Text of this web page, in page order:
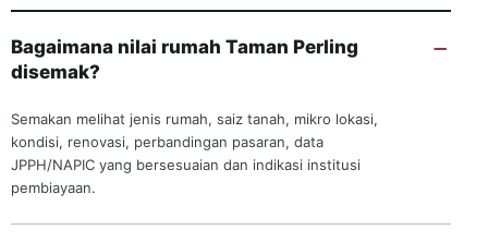
Bagaimana nilai rumah Taman Perling
disemak?
Semakan melihat jenis rumah, saiz tanah, mikro lokasi,
kondisi, renovasi, perbandingan pasaran, data
JPPH/NAPIC yang bersesuaian dan indikasi institusi
pembiayaan.